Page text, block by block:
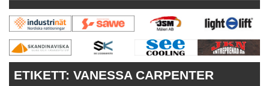
PRENUMERERA
VÅRA ANDRA MAGASIN
ANNONSERA
KONTAKT
ETIKETT: VANESSA CARPENTER